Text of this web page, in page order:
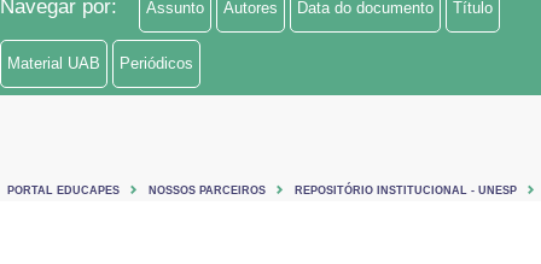
Navegar por: Assunto Autores Data do documento Título
Material UAB Periódicos
PORTAL EDUCAPES NOSSOS PARCEIROS REPOSITÓRIO INSTITUCIONAL - UNESP